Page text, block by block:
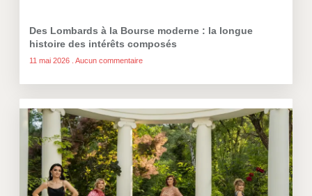
Des Lombards à la Bourse moderne : la longue
histoire des intérêts composés
11 mai 2026 Aucun commentaire